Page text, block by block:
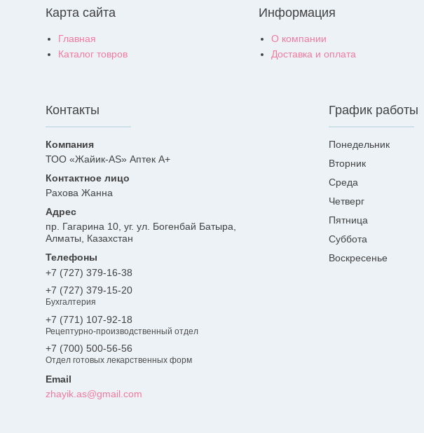
Карта сайта
Главная
Каталог товров
Информация
О компании
Доставка и оплата
Контакты
ТОО «Жайик-AS» Аптек А+
Рахова Жанна
пр. Гагарина 10, уг. ул. Богенбай Батыра,
Алматы, Казахстан
+7 (727) 379-16-38
+7 (727) 379-15-20
Бухгалтерия
+7 (771) 107-92-18
Рецептурно-производственный отдел
+7 (700) 500-56-56
Отдел готовых лекарственных форм
zhayik.as@gmail.com
График работы
Понедельник
Вторник
Среда
Четверг
Пятница
Суббота
Воскресенье